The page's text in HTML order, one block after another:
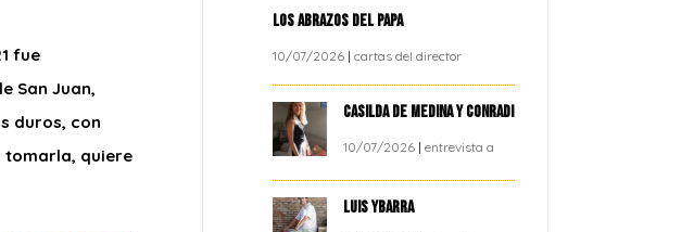
fue
San Juan,
duros, con
tomarla, quiere
LOS ABRAZOS DEL PAPA
10/07/2026 |cartas del director
CASILDA DE MEDINA Y CONRADI
10/07/2026 |entrevista a
LUIS YBARRA